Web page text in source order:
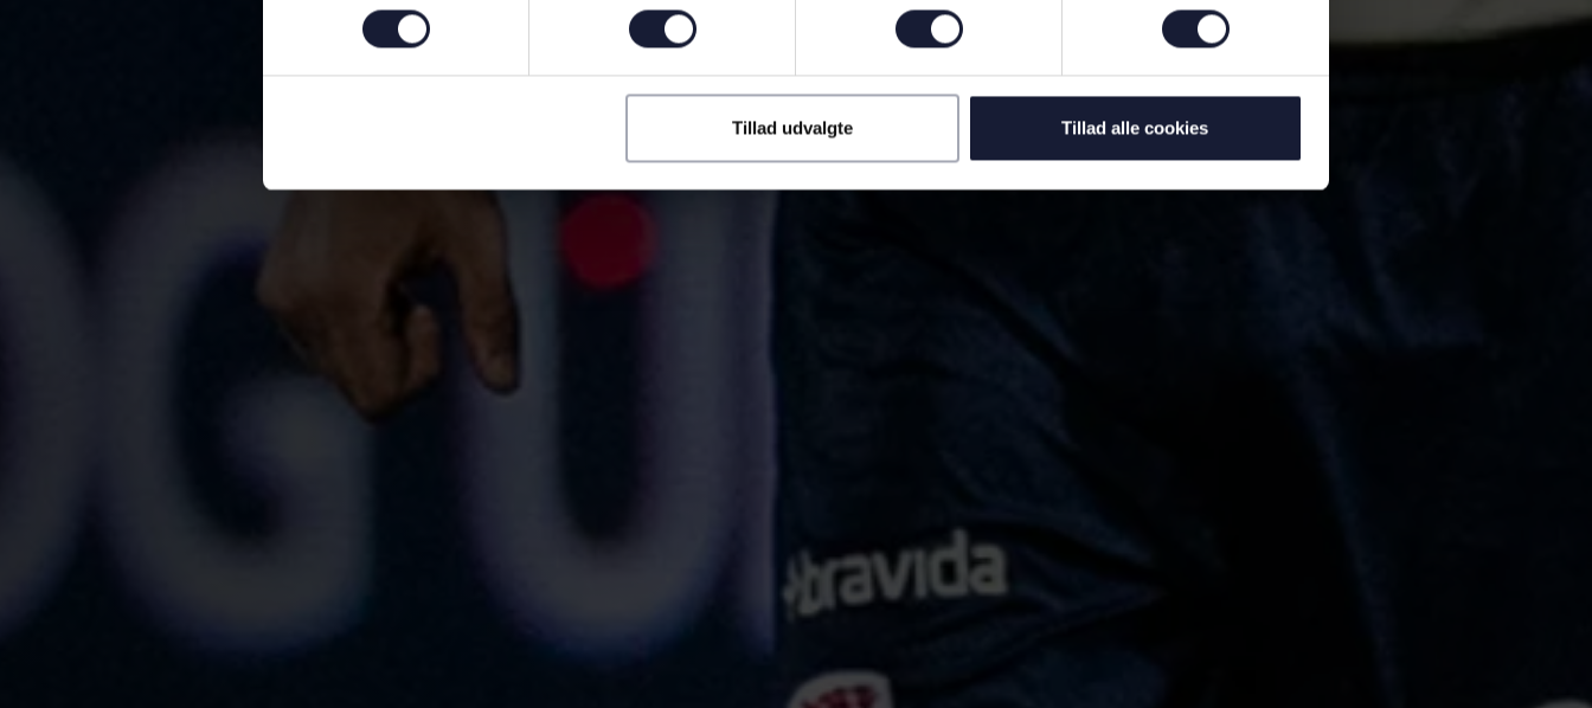
Tillad udvalgte Tillad alle cookies